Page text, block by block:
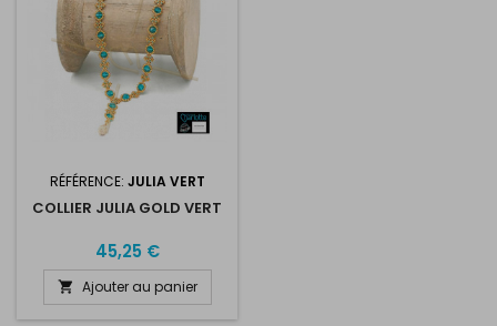
RÉFÉRENCE: JULIA VERT
COLLIER JULIA GOLD VERT
45,25 €
 Ajouter au panier